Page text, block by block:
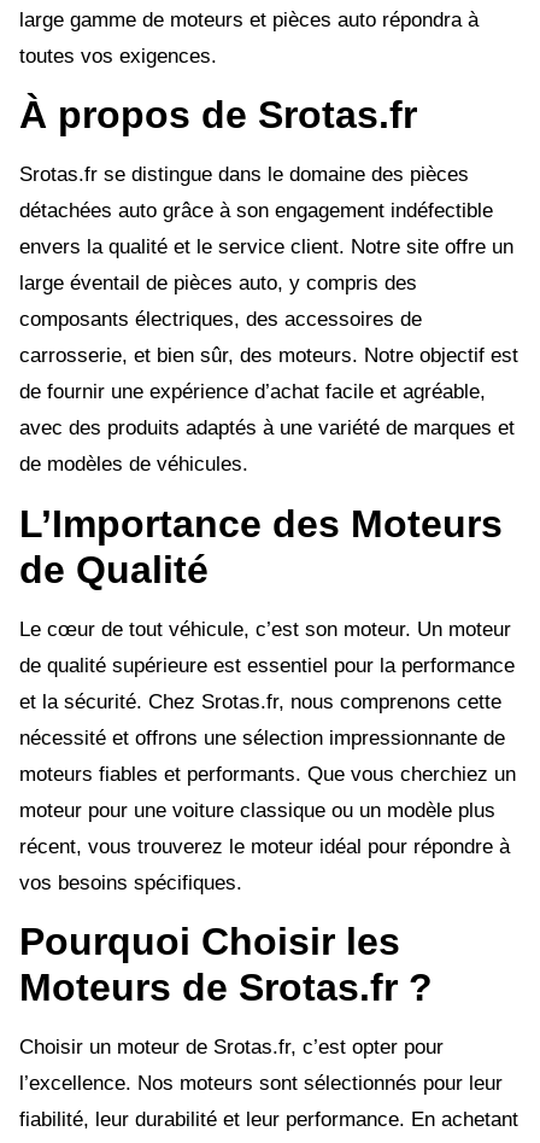
large gamme de moteurs et pièces auto répondra à
toutes vos exigences.
À propos de Srotas.fr
Srotas.fr se distingue dans le domaine des pièces
détachées auto grâce à son engagement indéfectible
envers la qualité et le service client. Notre site offre un
large éventail de pièces auto, y compris des
composants électriques, des accessoires de
carrosserie, et bien sûr, des moteurs. Notre objectif est
de fournir une expérience d’achat facile et agréable,
avec des produits adaptés à une variété de marques et
de modèles de véhicules.
L’Importance des Moteurs
de Qualité
Le cœur de tout véhicule, c’est son moteur. Un moteur
de qualité supérieure est essentiel pour la performance
et la sécurité. Chez Srotas.fr, nous comprenons cette
nécessité et offrons une sélection impressionnante de
moteurs fiables et performants. Que vous cherchiez un
moteur pour une voiture classique ou un modèle plus
récent, vous trouverez le moteur idéal pour répondre à
vos besoins spécifiques.
Pourquoi Choisir les
Moteurs de Srotas.fr ?
Choisir un moteur de Srotas.fr, c’est opter pour
l’excellence. Nos moteurs sont sélectionnés pour leur
fiabilité, leur durabilité et leur performance. En achetant